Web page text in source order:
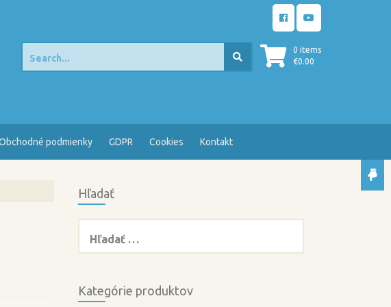
0 items
€0.00
for:
podmienky GDPR Cookies Kontakt
Hľadať
Kategórie produktov